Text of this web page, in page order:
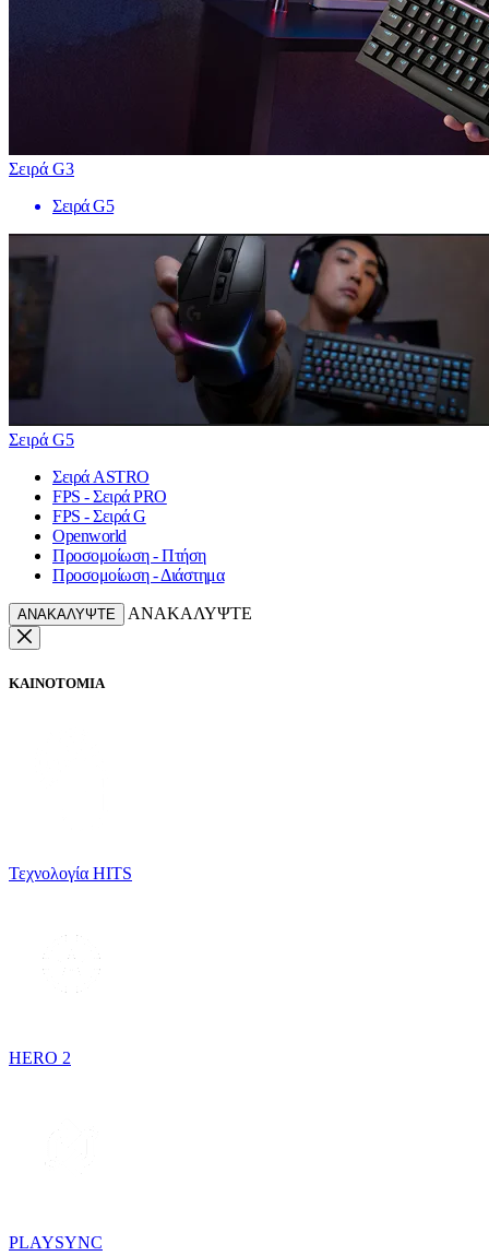
Σειρά G3
Σειρά G5
Σειρά G5
Σειρά ASTRO
FPS - Σειρά PRO
FPS - Σειρά G
Openworld
Προσομοίωση - Πτήση
Προσομοίωση - Διάστημα
ΑΝΑΚΑΛΥΨΤΕ ΑΝΑΚΑΛΥΨΤΕ
ΚΑΙΝΟΤΟΜΙΑ
Τεχνολογία HITS
HERO 2
PLAYSYNC